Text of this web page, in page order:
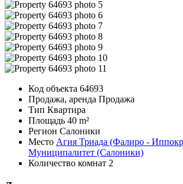
Код объекта 64693
Продажа, аренда Продажа
Тип Квартира
Площадь 40 m²
Регион Салоники
Место Агия Триада (Фалиро -
Муниципалитет (Салоники)
Количество комнат 2